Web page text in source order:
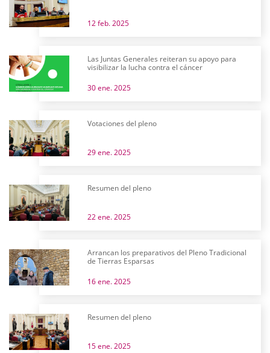
12 feb. 2025
Las Juntas Generales reiteran su apoyo para
visibilizar la lucha contra el cáncer
30 ene. 2025
Votaciones del pleno
29 ene. 2025
Resumen del pleno
22 ene. 2025
Arrancan los preparativos del Pleno Tradicional
de Tierras Esparsas
16 ene. 2025
Resumen del pleno
15 ene. 2025